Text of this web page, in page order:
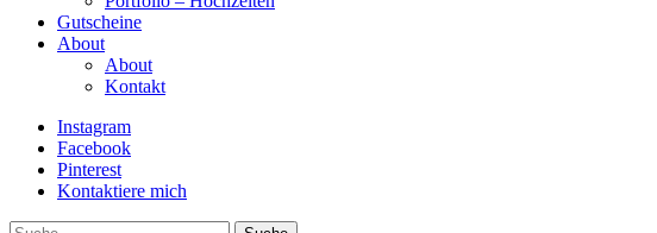
Gutscheine
About
About
Kontakt
Instagram
Facebook
Pinterest
Kontaktiere mich